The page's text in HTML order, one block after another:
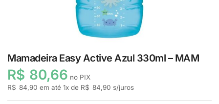
Mamadeira Easy Active Azul 330ml – MAM
R$ 80,66 no PIX
R$ 84,90 em até 1x de R$ 84,90 s/juros